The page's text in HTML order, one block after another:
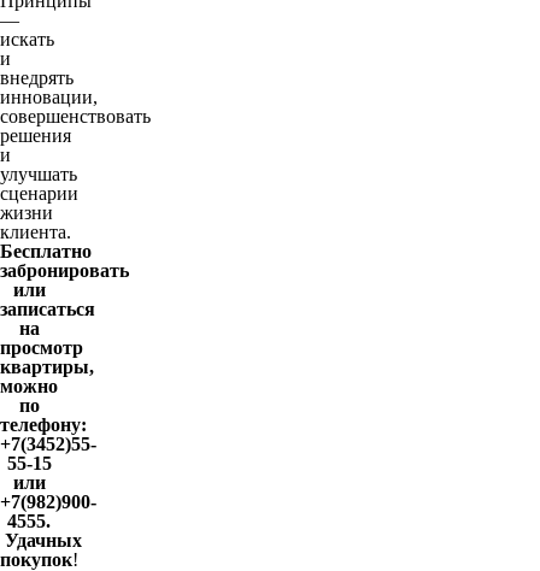
—
искать
и
внедрять
инновации,
совершенствовать
решения
и
улучшать
сценарии
жизни
клиента.
Бесплатно
забронировать
или
записаться
на
просмотр
квартиры,
можно
по
телефону:
+7(3452)55-
55-15
или
+7(982)900-
4555.
Удачных
покупок!